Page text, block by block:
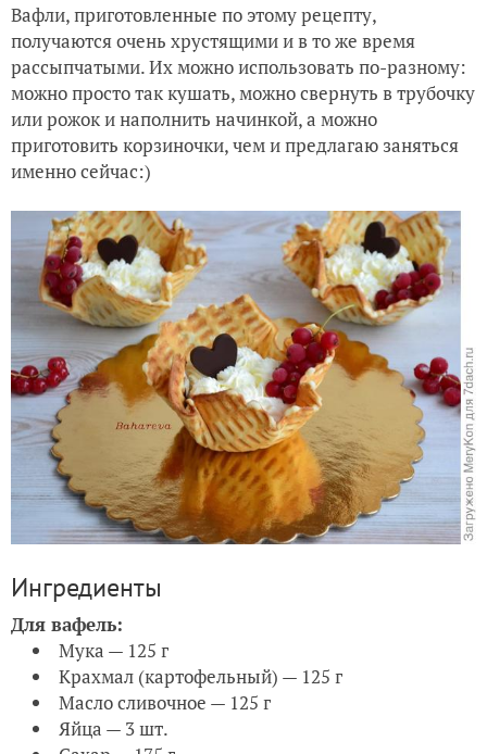
Вафли, приготовленные по этому рецепту,
получаются очень хрустящими и в то же время
рассыпчатыми. Их можно использовать по-разному:
можно просто так кушать, можно свернуть в трубочку
или рожок и наполнить начинкой, а можно
приготовить корзиночки, чем и предлагаю заняться
именно сейчас:)
Ингредиенты
Для вафель:
Мука — 125 г
Крахмал (картофельный) — 125 г
Масло сливочное — 125 г
Яйца — 3 шт.